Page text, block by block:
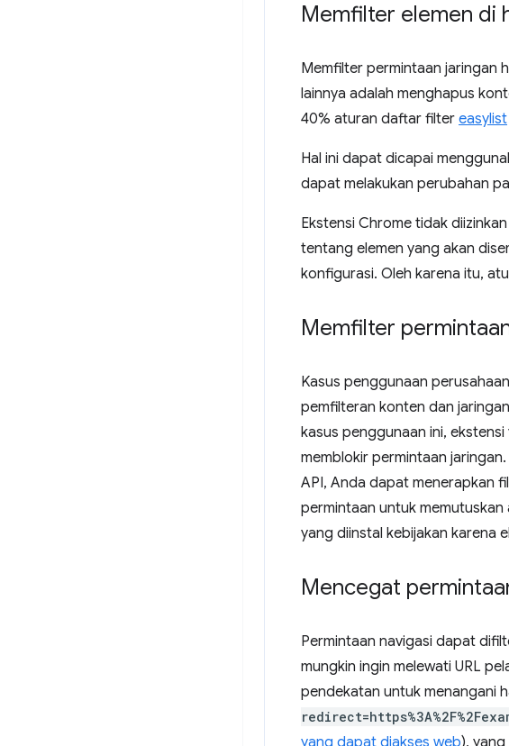
Memfilter elemen di
Memfilter permintaan jaringan
lainnya adalah menghapus
40% aturan daftar filter easylist
Hal ini dapat dicapai
dapat melakukan perubahan
Ekstensi Chrome tidak
tentang elemen yang akan
konfigurasi. Oleh karena itu,
Memfilter
Kasus penggunaan
pemfilteran konten dan
kasus penggunaan ini,
memblokir permintaan
API, Anda dapat menerapkan
permintaan untuk
yang diinstal kebijakan karena
Mencegat
Permintaan navigasi dapat
mungkin ingin melewati URL
pendekatan untuk menangani
yang dapat diakses web),